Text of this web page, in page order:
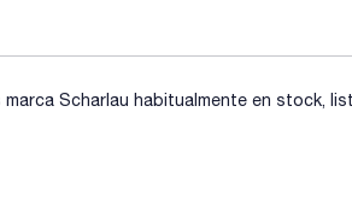
Scharlau habitualmente en stock,